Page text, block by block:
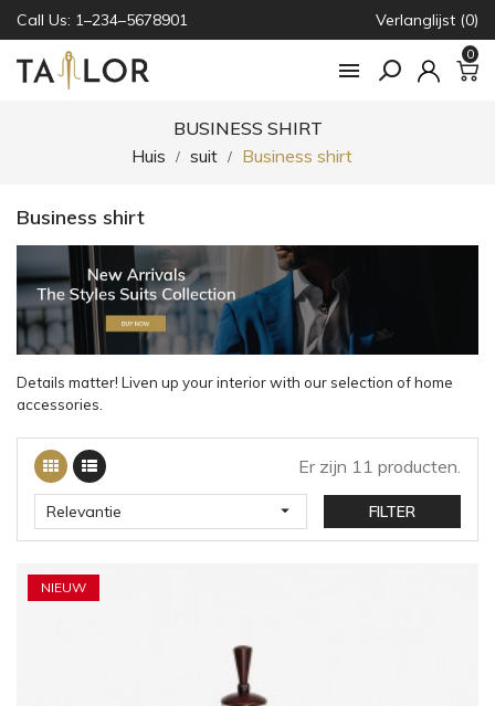
Call Us: 1–234–5678901 Verlanglijst (0)

0
BUSINESS SHIRT
Huis
suit Business shirt
Business shirt
Details matter! Liven up your interior with our selection of home
accessories.
Er zijn 11 producten.
Relevantie  FILTER
NIEUW